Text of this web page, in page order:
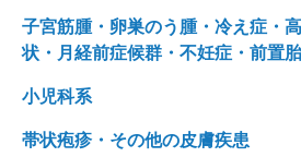
子宮筋腫・卵巣のう腫・冷え症・
状・月経前症候群・不妊症・前置
小児科系
帯状疱疹・その他の皮膚疾患